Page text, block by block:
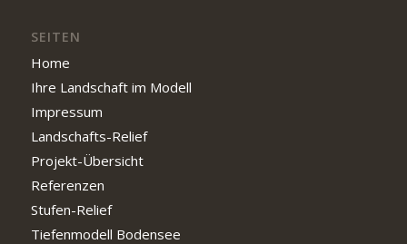
SEITEN
Home
Ihre Landschaft im Modell
Impressum
Landschafts-Relief
Projekt-Übersicht
Referenzen
Stufen-Relief
Tiefenmodell Bodensee